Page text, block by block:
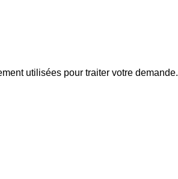
utilisées pour traiter votre demande.